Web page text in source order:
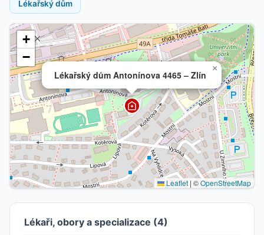
Lékařský dům
Lékařský dům Antonínova 4465 – Zlín
×
+
−
Leaflet |©OpenStreetMap
Lékaři, obory a specializace (4)